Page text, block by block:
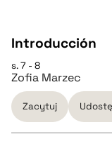
Introducción
s. 7 - 8
Zofia Marzec
Zacytuj